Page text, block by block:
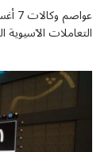
التعاملات